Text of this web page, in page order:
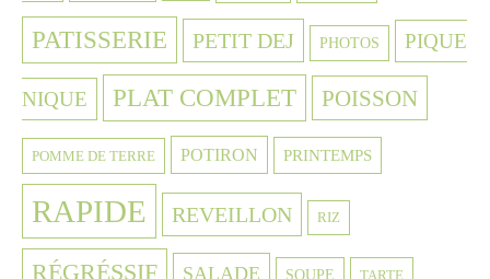
PATISSERIE PETIT DEJ PHOTOS PIQUE
NIQUE PLAT COMPLET POISSON
POMME DE TERRE POTIRON PRINTEMPS
RAPIDE REVEILLON RIZ
RÉGRÉSSIF SALADE SOUPE TARTE